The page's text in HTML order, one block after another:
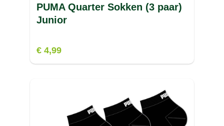
PUMA Quarter Sokken (3 paar)
Junior
€ 4,99